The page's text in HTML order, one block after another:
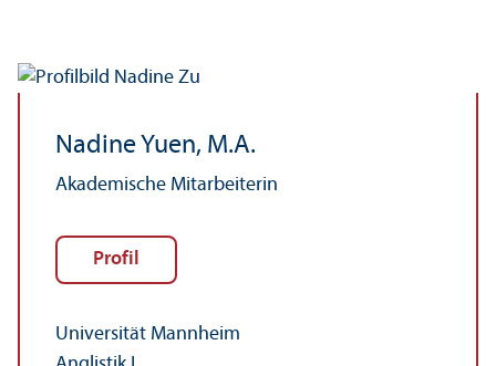
Nadine Yuen, M.A.
Akademische Mitarbeiterin
Profil
Universität Mannheim